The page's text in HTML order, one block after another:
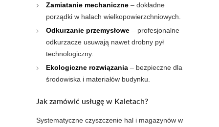
Zamiatanie mechaniczne – dokładne
porządki w halach wielkopowierzchniowych.
Odkurzanie przemysłowe – profesjonalne
odkurzacze usuwają nawet drobny pył
technologiczny.
Ekologiczne rozwiązania – bezpieczne dla
środowiska i materiałów budynku.
Jak zamówić usługę w Kaletach?
Systematyczne czyszczenie hal i magazynów w